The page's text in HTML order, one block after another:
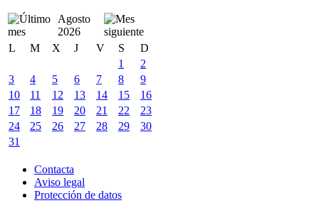
Agosto
2026
L
M X J V S
D
1
2
3
4 5 6 7 8
9
10
11 12 13 14 15
16
17
18 19 20 21 22
23
24
25 26 27 28 29
30
31
Contacta
Aviso legal
Protección de datos